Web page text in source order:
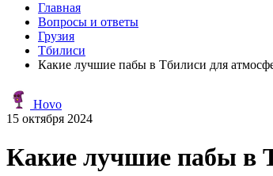
Главная
Вопросы и ответы
Грузия
Тбилиси
Какие лучшие пабы в Тбилиси для
Hovo
15 октября 2024
Какие лучшие пабы в